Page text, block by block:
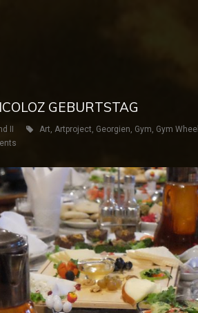
GEBURTSTAG
II Art, Artproject, Georgien, Gym, Gym Wheel